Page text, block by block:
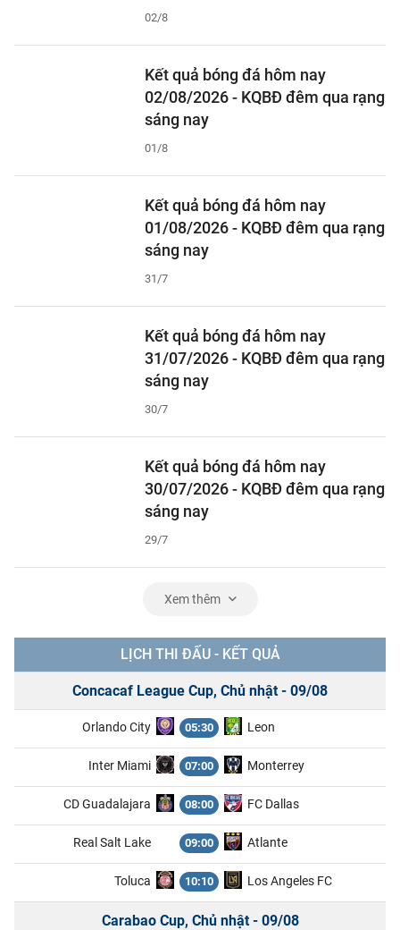
02/8
Kết quả bóng đá hôm nay
02/08/2026 - KQBĐ đêm qua rạng
sáng nay
01/8
Kết quả bóng đá hôm nay
01/08/2026 - KQBĐ đêm qua rạng
sáng nay
31/7
Kết quả bóng đá hôm nay
31/07/2026 - KQBĐ đêm qua rạng
sáng nay
30/7
Kết quả bóng đá hôm nay
30/07/2026 - KQBĐ đêm qua rạng
sáng nay
29/7
Xem thêm
LỊCH THI ĐẤU - KẾT QUẢ
Concacaf League Cup, Chủ nhật - 09/08
Orlando City 05:30 Leon
Inter Miami 07:00 Monterrey
CD Guadalajara 08:00 FC Dallas
Real Salt Lake 09:00 Atlante
Toluca 10:10 Los Angeles FC
Carabao Cup, Chủ nhật - 09/08